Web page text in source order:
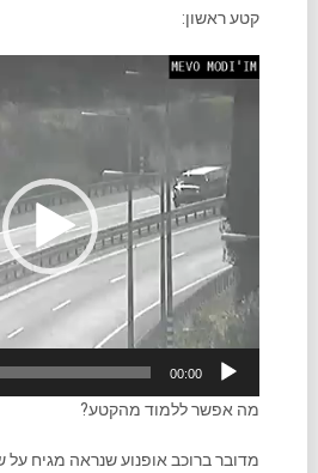
קטע ראשון:
נגן
וידאו
00:00
מה אפשר ללמוד מהקטע?
מדובר ברוכב אופנוע שנראה מגיח על